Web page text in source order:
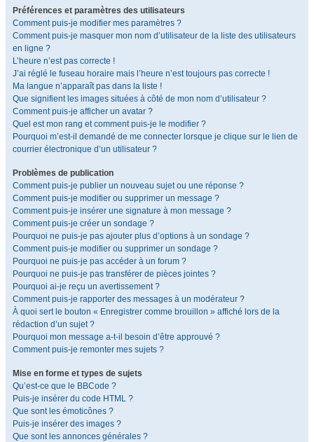
Préférences et paramètres des utilisateurs
Comment puis-je modifier mes paramètres ?
Comment puis-je masquer mon nom d’utilisateur de la liste des utilisateurs
en ligne ?
L’heure n’est pas correcte !
J’ai réglé le fuseau horaire mais l’heure n’est toujours pas correcte !
Ma langue n’apparaît pas dans la liste !
Que signifient les images situées à côté de mon nom d’utilisateur ?
Comment puis-je afficher un avatar ?
Quel est mon rang et comment puis-je le modifier ?
Pourquoi m’est-il demandé de me connecter lorsque je clique sur le lien de
courrier électronique d’un utilisateur ?
Problèmes de publication
Comment puis-je publier un nouveau sujet ou une réponse ?
Comment puis-je modifier ou supprimer un message ?
Comment puis-je insérer une signature à mon message ?
Comment puis-je créer un sondage ?
Pourquoi ne puis-je pas ajouter plus d’options à un sondage ?
Comment puis-je modifier ou supprimer un sondage ?
Pourquoi ne puis-je pas accéder à un forum ?
Pourquoi ne puis-je pas transférer de pièces jointes ?
Pourquoi ai-je reçu un avertissement ?
Comment puis-je rapporter des messages à un modérateur ?
À quoi sert le bouton « Enregistrer comme brouillon » affiché lors de la
rédaction d’un sujet ?
Pourquoi mon message a-t-il besoin d’être approuvé ?
Comment puis-je remonter mes sujets ?
Mise en forme et types de sujets
Qu’est-ce que le BBCode ?
Puis-je insérer du code HTML ?
Que sont les émoticônes ?
Puis-je insérer des images ?
Que sont les annonces générales ?